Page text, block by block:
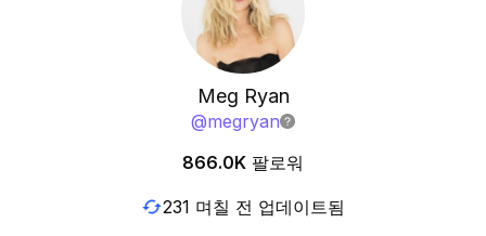
Meg Ryan
@megryan
866.0K 팔로워
231 며칠 전 업데이트됨